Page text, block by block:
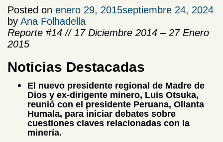
Posted on enero 29, 2015septiembre 24, 2024
by Ana Folhadella
Reporte #14 // 17 Diciembre 2014 – 27 Enero
2015
Noticias Destacadas
El nuevo presidente regional de Madre de
Dios y ex-dirigente minero, Luis Otsuka,
reunió con el presidente Peruana, Ollanta
Humala, para iniciar debates sobre
cuestiones claves relacionadas con la
minería.